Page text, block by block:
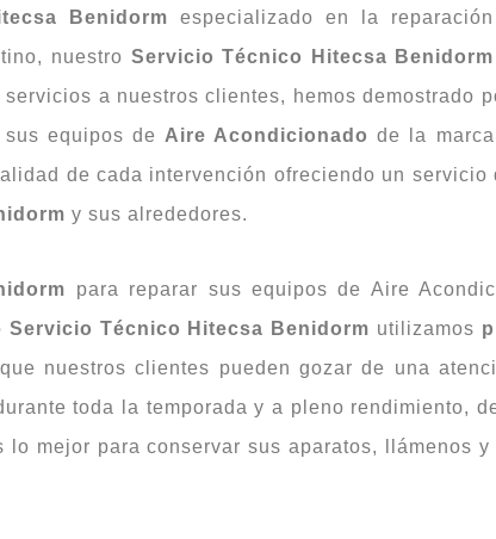
Benidorm especializado en la
nuestro Servicio Técnico Hitecsa Benidorm
a nuestros clientes, hemos demostrado
sus equipos de Aire Acondicionado de la
de cada intervención ofreciendo un
y sus alrededores.
para reparar sus equipos de Aire
Servicio Técnico Hitecsa Benidorm utilizamos
nuestros clientes pueden gozar de una
toda la temporada y a pleno rendimiento,
mejor para conservar sus aparatos, llámenos